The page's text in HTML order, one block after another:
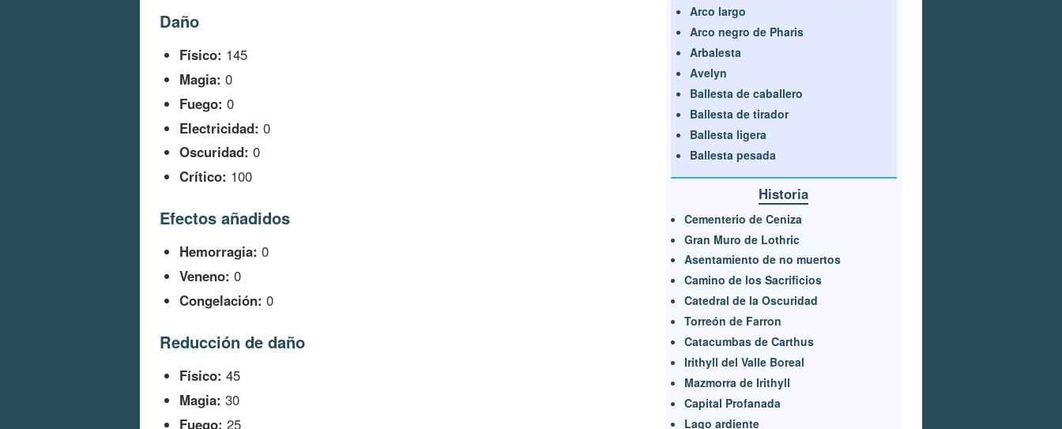
Daño
Físico: 145
Magia: 0
Fuego: 0
Electricidad: 0
Oscuridad: 0
Crítico: 100
Efectos añadidos
Hemorragia: 0
Veneno: 0
Congelación: 0
Reducción de daño
Físico: 45
Magia: 30
Fuego: 25
Arco largo
Arco negro de Pharis
Arbalesta
Avelyn
Ballesta de caballero
Ballesta de tirador
Ballesta ligera
Ballesta pesada
Historia
Cementerio de Ceniza
Gran Muro de Lothric
Asentamiento de no muertos
Camino de los Sacrificios
Catedral de la Oscuridad
Torreón de Farron
Catacumbas de Carthus
Irithyll del Valle Boreal
Mazmorra de Irithyll
Capital Profanada
Lago ardiente